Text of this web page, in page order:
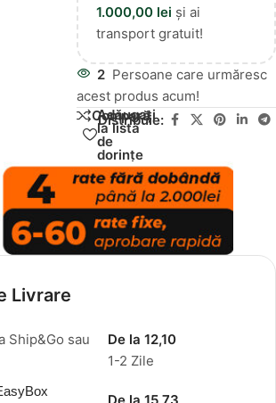
1.000,00 lei și ai
transport gratuit!
2 Persoane care urmăresc
acest produs acum!
Compară
Adăugați
la lista
de
dorințe
Distribuie:
Livrare
Ship&Go sau
1-2 Zile
De la 12,10